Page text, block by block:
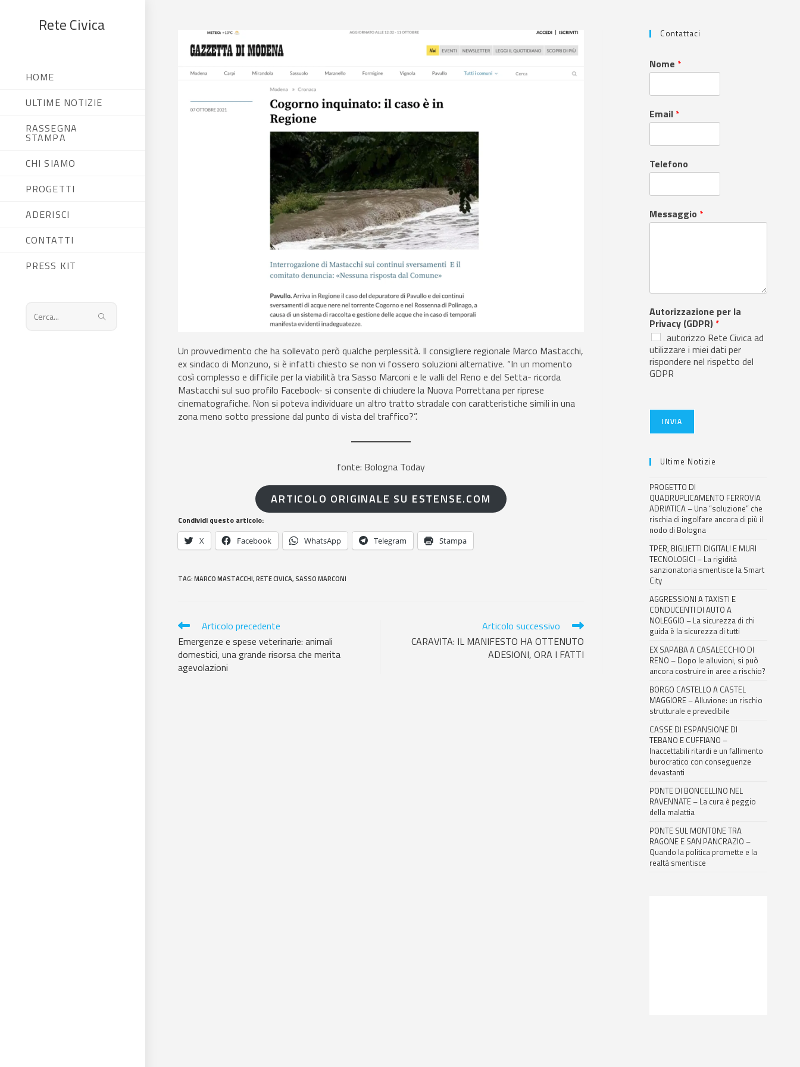
Rete Civica
HOME
ULTIME NOTIZIE
RASSEGNA
STAMPA
CHI SIAMO
PROGETTI
ADERISCI
CONTATTI
PRESS KIT
Cerca
Un provvedimento che ha sollevato però qualche perplessità. Il consigliere regionale Marco Mastacchi,
ex sindaco di Monzuno, si è infatti chiesto se non vi fossero soluzioni alternative. “In un momento
così complesso e difficile per la viabilità tra Sasso Marconi e le valli del Reno e del Setta- ricorda
Mastacchi sul suo profilo Facebook- si consente di chiudere la Nuova Porrettana per riprese
cinematografiche. Non si poteva individuare un altro tratto stradale con caratteristiche simili in una
zona meno sotto pressione dal punto di vista del traffico?”.
fonte: Bologna Today
ARTICOLO ORIGINALE SU ESTENSE.COM
Condividi questo articolo:
X Facebook WhatsApp Telegram Stampa
TAG:MARCO MASTACCHI,RETE CIVICA,SASSO MARCONI
Articolo precedente
Emergenze e spese veterinarie: animali
domestici, una grande risorsa che merita
agevolazioni
Articolo successivo
CARAVITA: IL MANIFESTO HA OTTENUTO
ADESIONI, ORA I FATTI
Contattaci
Nome *
Email *
Telefono
Messaggio *
Autorizzazione per la
Privacy (GDPR) *
autorizzo Rete Civica ad
utilizzare i miei dati per
rispondere nel rispetto del
GDPR
INVIA
Ultime Notizie
PROGETTO DI
QUADRUPLICAMENTO FERROVIA
ADRIATICA – Una “soluzione” che
rischia di ingolfare ancora di più il
nodo di Bologna
TPER, BIGLIETTI DIGITALI E MURI
TECNOLOGICI – La rigidità
sanzionatoria smentisce la Smart
City
AGGRESSIONI A TAXISTI E
CONDUCENTI DI AUTO A
NOLEGGIO – La sicurezza di chi
guida è la sicurezza di tutti
EX SAPABA A CASALECCHIO DI
RENO – Dopo le alluvioni, si può
ancora costruire in aree a rischio?
BORGO CASTELLO A CASTEL
MAGGIORE – Alluvione: un rischio
strutturale e prevedibile
CASSE DI ESPANSIONE DI
TEBANO E CUFFIANO –
Inaccettabili ritardi e un fallimento
burocratico con conseguenze
devastanti
PONTE DI BONCELLINO NEL
RAVENNATE – La cura è peggio
della malattia
PONTE SUL MONTONE TRA
RAGONE E SAN PANCRAZIO –
Quando la politica promette e la
realtà smentisce